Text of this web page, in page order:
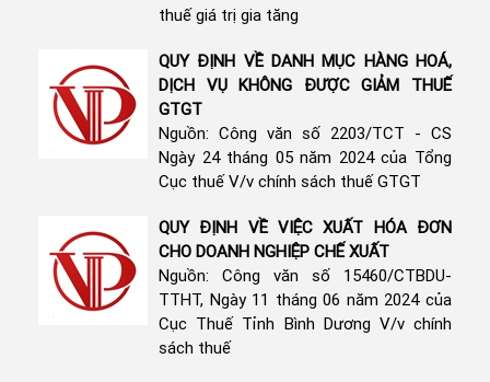
thuế giá trị gia tăng
QUY ĐỊNH VỀ DANH MỤC HÀNG HOÁ,
DỊCH VỤ KHÔNG ĐƯỢC GIẢM THUẾ
GTGT
Nguồn: Công văn số 2203/TCT - CS
Ngày 24 tháng 05 năm 2024 của Tổng
Cục thuế V/v chính sách thuế GTGT
QUY ĐỊNH VỀ VIỆC XUẤT HÓA ĐƠN
CHO DOANH NGHIỆP CHẾ XUẤT
Nguồn: Công văn số 15460/CTBDU-
TTHT, Ngày 11 tháng 06 năm 2024 của
Cục Thuế Tỉnh Bình Dương V/v chính
sách thuế